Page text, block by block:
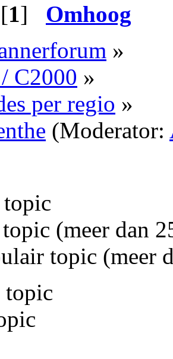
1] Omhoog
»
C2000 »
per regio »
(Moderator:
(meer dan
topic (meer
topic